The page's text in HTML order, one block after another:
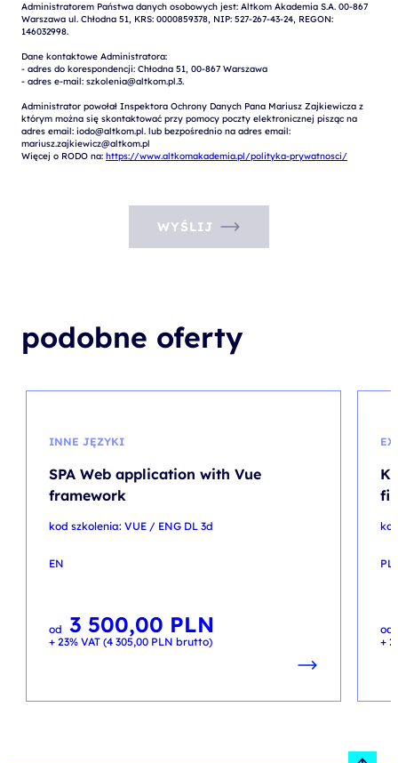
Administratorem Państwa danych osobowych jest: Altkom Akademia S.A. 00-867
Warszawa ul. Chłodna 51, KRS: 0000859378, NIP: 527-267-43-24, REGON:
146032998.
Dane kontaktowe Administratora:
- adres do korespondencji: Chłodna 51, 00-867 Warszawa
- adres e-mail: szkolenia@altkom.pl.3.
Administrator powołał Inspektora Ochrony Danych Pana Mariusz Zajkiewicza z
którym można się skontaktować przy pomocy poczty elektronicznej pisząc na
adres email: iodo@altkom.pl. lub bezpośrednio na adres email:
mariusz.zajkiewicz@altkom.pl
Więcej o RODO na: https://www.altkomakademia.pl/polityka-prywatnosci/
WYŚLIJ
podobne oferty
INNE JĘZYKI
SPA Web application with Vue
framework
kod szkolenia: VUE / ENG DL 3d
EN
od 3 500,00 PLN
+ 23% VAT (4 305,00 PLN brutto)
PL
od
+